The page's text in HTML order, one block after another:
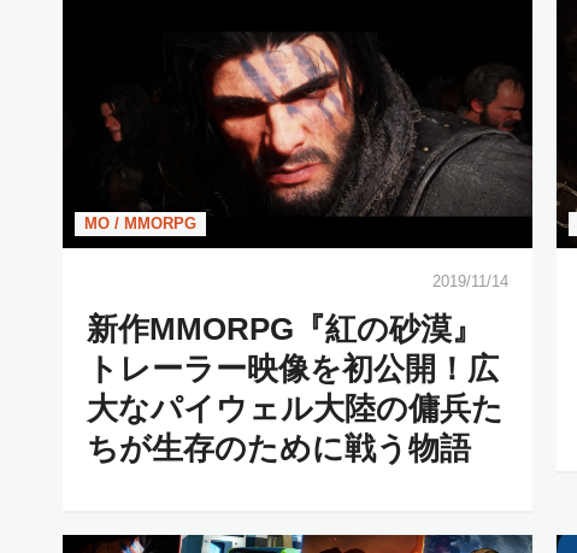
MO / MMORPG
2019/11/14
新作MMORPG『紅の砂漠』
トレーラー映像を初公開！広
大なパイウェル大陸の傭兵た
ちが生存のために戦う物語